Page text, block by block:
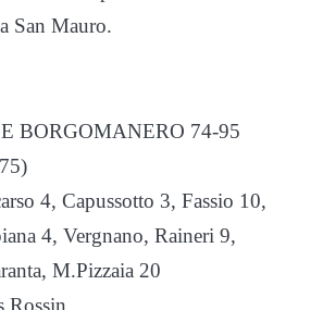
San Mauro.
BORGOMANERO 74-95
4, Capussotto 3, Fassio 10,
4, Vergnano, Raineri 9,
M.Pizzaia 20
Rossin